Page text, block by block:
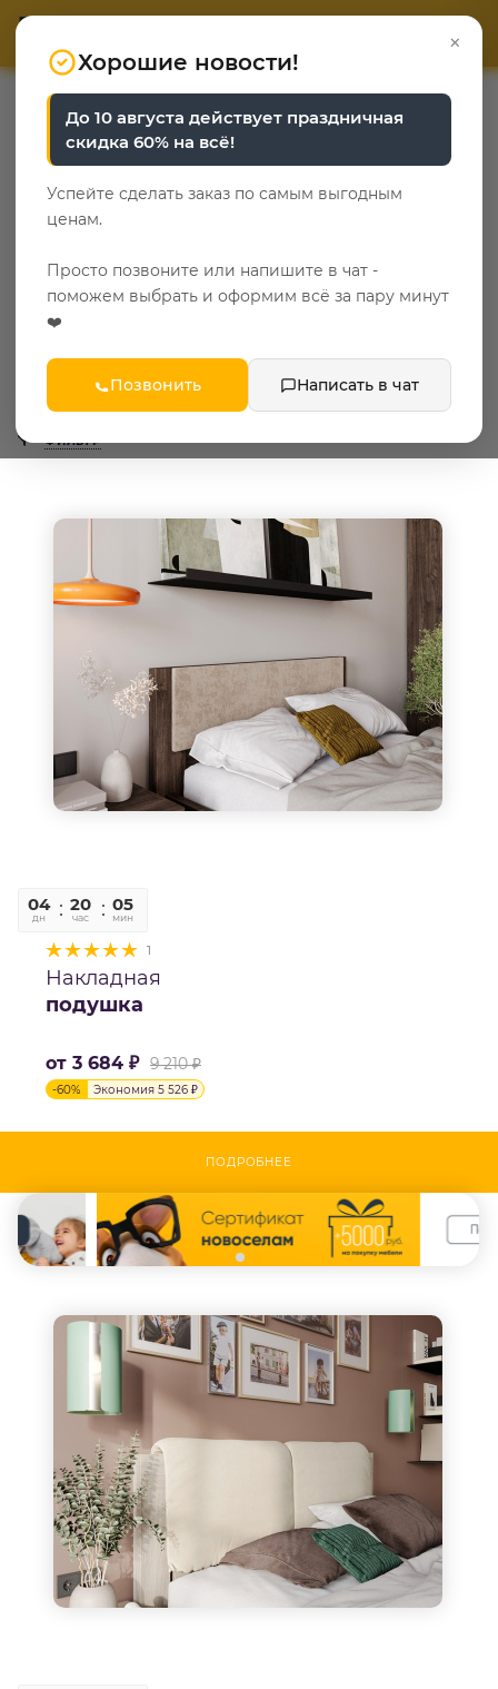
0
Накладные подушки
СПБ
Главная — Каталог — Мебель в спальню —
Текстиль к кроватям — Накладные подушки
Популярные категории
сонома
ФИЛЬТР
04
дн
20
час
05
мин
1
Накладная
подушка
от 3 684 ₽ 9 210 ₽
-60% Экономия 5 526 ₽
ПОДРОБНЕЕ
×
Хорошие новости!
До 10 августа действует праздничная
скидка 60% на всё!
Успейте сделать заказ по самым выгодным
ценам.
Просто позвоните или напишите в чат -
поможем выбрать и оформим всё за пару минут
❤️
Позвонить Написать в чат